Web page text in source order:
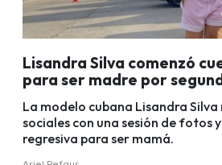
Lisandra Silva comenzó
para ser madre por
La modelo cubana Lisandra
sociales con una sesión de fotos
regresiva para ser mamá.